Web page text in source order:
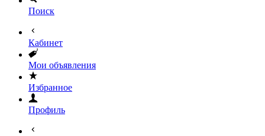
Поиск
Кабинет
Мои объявления
Избранное
Профиль